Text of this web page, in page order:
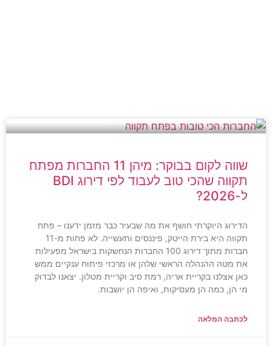
שווה לקום בבוקר: מיהן 11 החברות מפתח
תקווה שהכי טוב לעבוד לפי דירוג BDI
ל-2026?
הדירוג היוקרתי חושף את מה שבעיר כבר מזמן ידענו – פתח
תקווה היא בירת הייטק, פיננסים ותעשייה. לא פחות מ-11
חברות מתוך דירוג 100 החברות הנחשקות בישראל מפעילות
את מטה ההנהלה הראשי שלהן או מרכזי פיתוח ענקיים ממש
כאן אצלנו בקריית אריה, רמת סיב וקריית מטלון. יצאנו לבדוק
מי הן, כמה הן מעסיקות, ואיפה הן יושבות.
לכתבה המלאה